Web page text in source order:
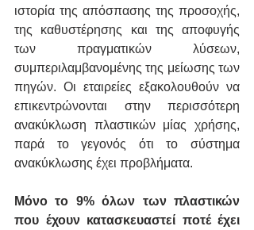
ιστορία της απόσπασης της προσοχής,
της καθυστέρησης και της αποφυγής
των πραγματικών λύσεων,
συμπεριλαμβανομένης της μείωσης των
πηγών. Οι εταιρείες εξακολουθούν να
επικεντρώνονται στην περισσότερη
ανακύκλωση πλαστικών μίας χρήσης,
παρά το γεγονός ότι το σύστημα
ανακύκλωσης έχει προβλήματα.
Μόνο το 9% όλων των πλαστικών
που έχουν κατασκευαστεί ποτέ έχει